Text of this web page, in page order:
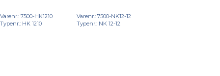
Varenr.: 7500-HK1210
Typenr.: HK 1210
Varenr.: 7500-NK12-12
Typenr.: NK 12-12